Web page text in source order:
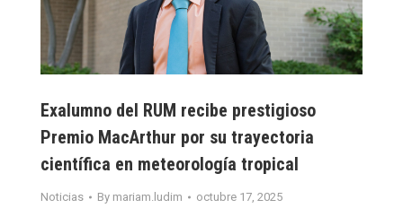
Exalumno del RUM recibe prestigioso
Premio MacArthur por su trayectoria
científica en meteorología tropical
Noticias By mariam.ludim octubre 17, 2025